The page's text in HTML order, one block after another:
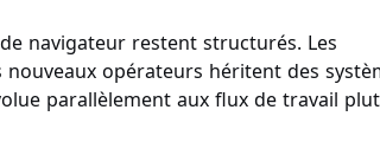
navigateur restent structurés. Les
opérateurs héritent des
parallèlement aux flux de travail